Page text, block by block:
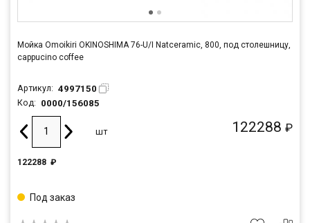
Мойка Omoikiri OKINOSHIMA 76-U/I Natceramic, 800, под столешницу,
cappucino coffee
Артикул: 4997150
Код: 0000/156085
122288 ₽
шт
122288 ₽
Под заказ